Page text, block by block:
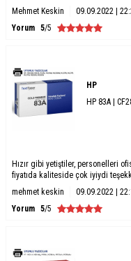
Mehmet Keskin
09.09.2022 |
Yorum 5/5
HP
HP 83A |
Hızır gibi yetiştiler, personelleri
fiyatıda kaliteside çok iyiydi
mehmet keskin
09.09.2022 |
Yorum 5/5